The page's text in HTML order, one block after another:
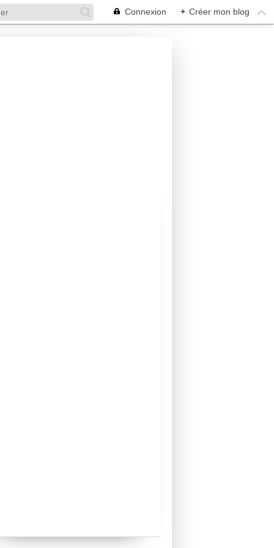
Connexion + Créer mon blog